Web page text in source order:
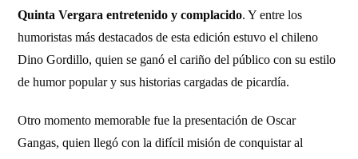
Quinta Vergara entretenido y complacido. Y entre los
humoristas más destacados de esta edición estuvo el chileno
Dino Gordillo, quien se ganó el cariño del público con su estilo
de humor popular y sus historias cargadas de picardía.
Otro momento memorable fue la presentación de Oscar
Gangas, quien llegó con la difícil misión de conquistar al